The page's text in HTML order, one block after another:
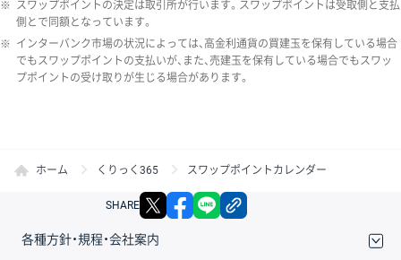
※ スワップポイントの決定は取引所が行います。スワップポイントは受取側と支払
側とで同額となっています。
※ インターバンク市場の状況によっては、高金利通貨の買建玉を保有している場合
でもスワップポイントの支払いが、また、売建玉を保有している場合でもスワッ
プポイントの受け取りが生じる場合があります。
ホーム くりっく365 スワップポイントカレンダー
SHARE X facebook
各種方針・規程・会社案内